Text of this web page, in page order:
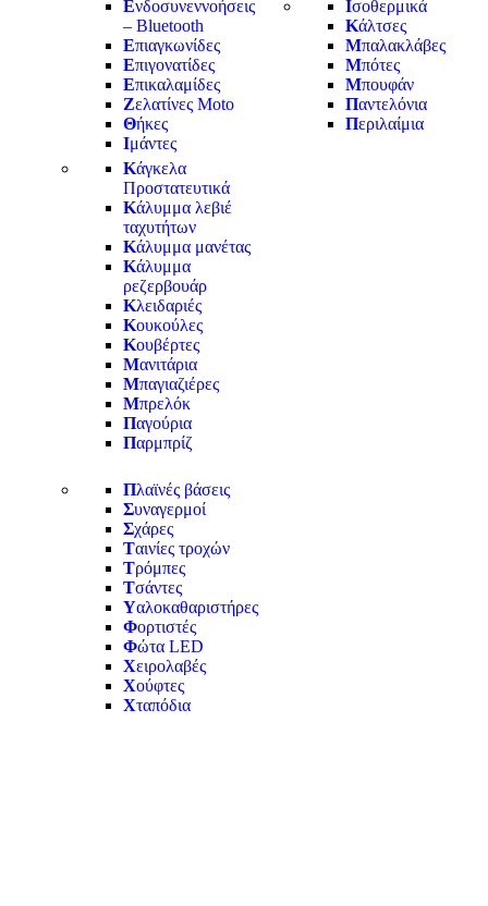
Ενδοσυνεννοήσεις
– Bluetooth
Επιαγκωνίδες
Επιγονατίδες
Επικαλαμίδες
Ζελατίνες Moto
Θήκες
Ιμάντες
Κάγκελα
Προστατευτικά
Κάλυμμα λεβιέ
ταχυτήτων
Κάλυμμα μανέτας
Κάλυμμα
ρεζερβουάρ
Κλειδαριές
Κουκούλες
Κουβέρτες
Μανιτάρια
Μπαγιαζιέρες
Μπρελόκ
Παγούρια
Παρμπρίζ
Πλαϊνές βάσεις
Συναγερμοί
Σχάρες
Ταινίες τροχών
Τρόμπες
Τσάντες
Υαλοκαθαριστήρες
Φορτιστές
Φώτα LED
Χειρολαβές
Χούφτες
Χταπόδια
Ισοθερμικά
Κάλτσες
Μπαλακλάβες
Μπότες
Μπουφάν
Παντελόνια
Περιλαίμια